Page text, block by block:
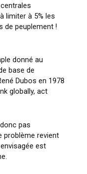
limiter à 5% les
de peuplement !
donné au
base de
Dubos en 1978
globally, act
pas
problème revient
est